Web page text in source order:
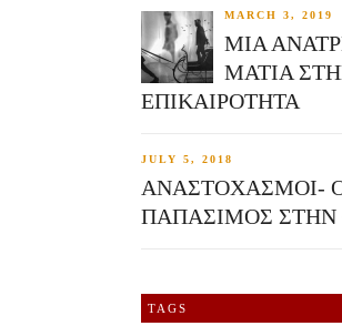
MARCH 3, 2019
ΜΙΑ
ΜΑΤΙΑ
ΕΠΙΚΑΙΡΟΤΗΤΑ
JULY 5, 2018
ΑΝΑΣΤΟΧΑΣΜΟΙ-
ΠΑΠΑΣΙΜΟΣ ΣΤΗΝ
TAGS